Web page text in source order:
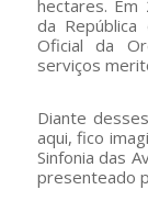
hectares. Em
da
Oficial da
serviços
Diante
aqui, fico
Sinfonia das
presenteado